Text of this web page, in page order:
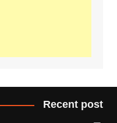
Recent post